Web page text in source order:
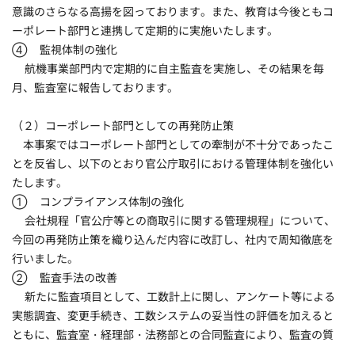
意識のさらなる高揚を図っております。また、教育は今後ともコ
ーポレート部門と連携して定期的に実施いたします。
④ 監視体制の強化
航機事業部門内で定期的に自主監査を実施し、その結果を毎
月、監査室に報告しております。
（２）コーポレート部門としての再発防止策
本事案ではコーポレート部門としての牽制が不十分であったこ
とを反省し、以下のとおり官公庁取引における管理体制を強化い
たします。
① コンプライアンス体制の強化
会社規程「官公庁等との商取引に関する管理規程」について、
今回の再発防止策を織り込んだ内容に改訂し、社内で周知徹底を
行いました。
② 監査手法の改善
新たに監査項目として、工数計上に関し、アンケート等による
実態調査、変更手続き、工数システムの妥当性の評価を加えると
ともに、監査室・経理部・法務部との合同監査により、監査の質